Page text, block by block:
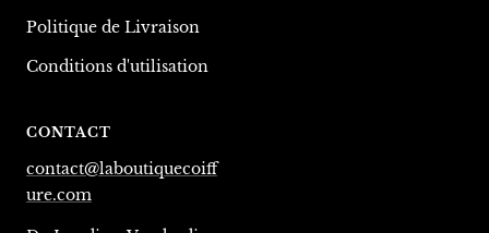
Politique de Livraison
Conditions d'utilisation
CONTACT
contact@laboutiquecoiff
ure.com